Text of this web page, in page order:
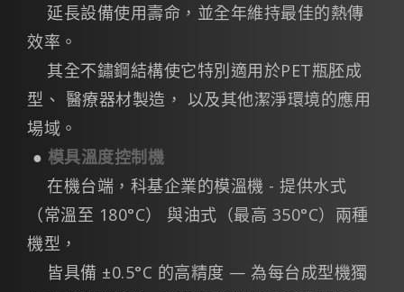
延長設備使用壽命，並全年維持最佳的熱傳
效率。
其全不鏽鋼結構使它特別適用於PET瓶胚成
型、 醫療器材製造， 以及其他潔淨環境的應用
場域。
● 模具溫度控制機
在機台端，科基企業的模溫機 - 提供水式
（常溫至 180°C） 與油式（最高 350°C）兩種
機型，
皆具備 ±0.5°C 的高精度 — 為每台成型機獨